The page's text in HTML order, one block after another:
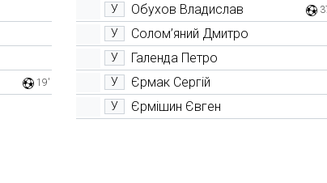
19'
У Обухов Владислав
У Солом’яний Дмитро
У Галенда Петро
У Єрмак Сергій
У Єрмішин Євген